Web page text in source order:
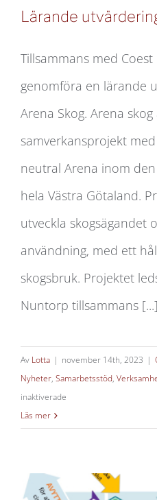
Lärande
Lärande
Tillsammans med
genomföra en lärande
Arena Skog. Arena
samverkansprojekt
neutral Arena inom
hela Västra Götaland.
utveckla skogsägandet
användning, med ett
skogsbruk. Projektet
Nuntorp tillsammans [...]
Av Lotta | november 14th, 2023 |
Nyheter, Samarbetsstöd,
inaktiverade
Läs mer